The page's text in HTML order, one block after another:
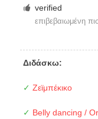
verified
επιβεβαιωμένη
Διδάσκω:
✓ Ζεϊμπέκικο
✓ Belly dancing /